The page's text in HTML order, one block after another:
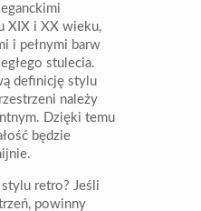
XIX i XX wieku,
i pełnymi barw
stulecia.
definicję stylu
należy
Dzięki temu
będzie
retro? Jeśli
powinny